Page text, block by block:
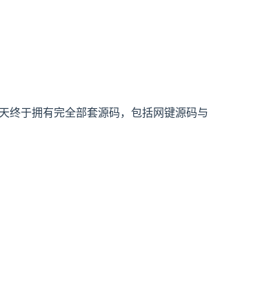
终于拥有完全部套源码，包括网键源码与